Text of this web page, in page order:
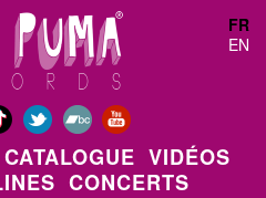
FR
EN
CATALOGUE VIDÉOS
CONCERTS